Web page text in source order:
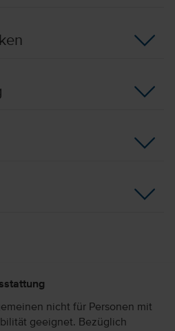
nicht für Personen mit
geeignet. Bezüglich